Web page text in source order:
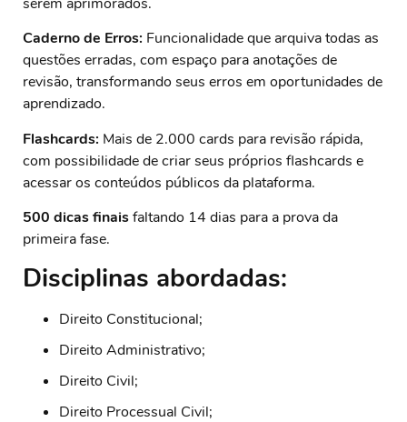
Caderno de Erros: Funcionalidade que arquiva todas as
questões erradas, com espaço para anotações de
revisão, transformando seus erros em oportunidades de
aprendizado.
Flashcards: Mais de 2.000 cards para revisão rápida,
com possibilidade de criar seus próprios flashcards e
acessar os conteúdos públicos da plataforma.
500 dicas finaisfaltando 14 dias para a prova da
primeira fase.
Disciplinas abordadas:
Direito Constitucional;
Direito Administrativo;
Direito Civil;
Direito Processual Civil;